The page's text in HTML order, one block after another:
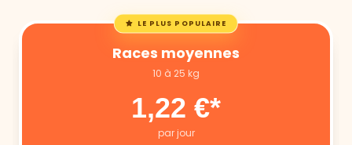
LE PLUS POPULAIRE
Races moyennes
10 à 25 kg
1,22 €*
par jour